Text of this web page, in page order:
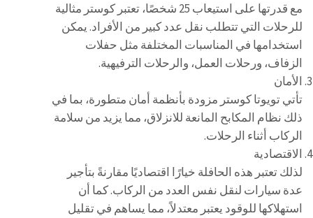
مع قدرتها على استيعاب 25 شخصًا، تعتبر كوستر مثالية
للرحلات التي تتطلب نقل عدد كبير من الأفراد. يمكن
استخدامها في المناسبات المختلفة مثل حفلات
الزفاف، ورحلات العمل، والرحلات الترفيهية.
الأمان
تأتي تويوتا كوستر مزودة بأنظمة أمان متطورة، بما في
ذلك نظام المكابح المانعة للانزلاق، مما يزيد من سلامة
الركاب أثناء الرحلات.
الاقتصادية
لذلك تعتبر هذه الحافلة خيارًا اقتصاديًا مقارنةً بتأجير
عدة سيارات لنقل نفس العدد من الركاب. كما أن
استهلاكها للوقود يعتبر معتدلاً، مما يساهم في تقليل